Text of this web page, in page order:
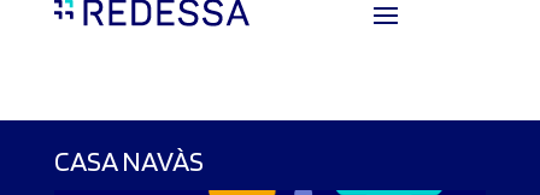
CASA NAVÀS